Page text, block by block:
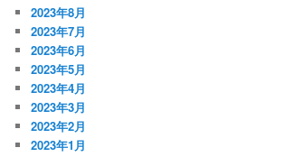
2023年8月
2023年7月
2023年6月
2023年5月
2023年4月
2023年3月
2023年2月
2023年1月